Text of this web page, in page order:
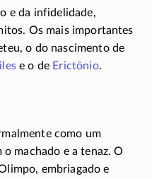
e da infidelidade,
Os mais importantes
o do nascimento de
e o de Erictônio.
como um
machado e a tenaz. O
embriagado e